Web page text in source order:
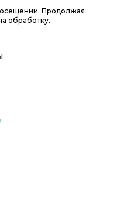
Продолжая
обработку.